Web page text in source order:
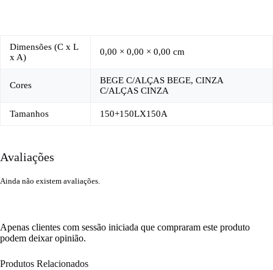
Dimensões (C x L
x A)
0,00 × 0,00 × 0,00 cm
Cores
BEGE C/ALÇAS BEGE, CINZA
C/ALÇAS CINZA
Tamanhos 150+150LX150A
Avaliações
Ainda não existem avaliações.
Apenas clientes com sessão iniciada que compraram este produto
podem deixar opinião.
Produtos Relacionados